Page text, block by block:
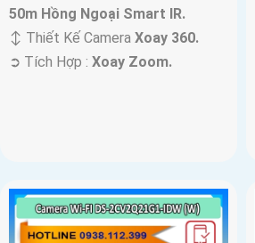
50m Hồng Ngoại Smart IR.
↕️ Thiết Kế Camera Xoay 360.
️➲ Tích Hợp : Xoay Zoom.